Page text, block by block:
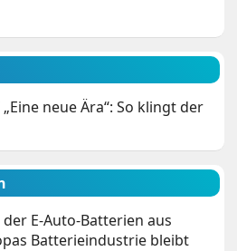
„Eine neue Ära“: So klingt der
E-Auto-Batterien aus
Batterieindustrie bleibt